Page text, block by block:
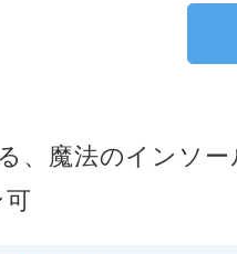
、魔法のインソ